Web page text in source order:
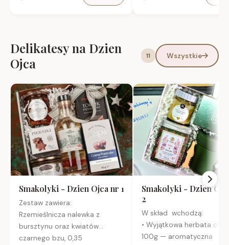
Delikatesy na Dzien
Ojca
11 Wszystkie
Smakolyki - Dzien Ojca nr 1
Zestaw zawiera:
Rzemieślnicza nalewka z
bursztynu oraz kwiatów
czarnego bzu, 0,35
Smakolyki - Dzien
2
W skład wchodzą:
• Wyjątkowa herbata
100g — aromatyczna